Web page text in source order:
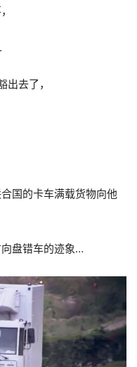
去了，
国的卡车满载货物向他
盘错车的迹象…